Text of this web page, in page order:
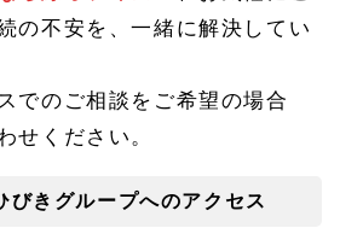
の不安を、一緒に解決してい
でのご相談をご希望の場合
せください。
びきグループへのアクセス